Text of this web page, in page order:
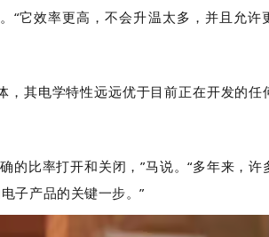
“它效率更高，不会升温太多，并且允许
其电学特性远远优于目前正在开发的任
的比率打开和关闭，”马说。“多年来，许
子产品的关键一步。”